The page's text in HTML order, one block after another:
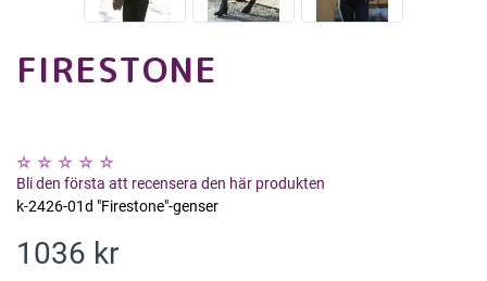
FIRESTONE
Bli den första att recensera den här produkten
k-2426-01d "Firestone"-genser
1036 kr